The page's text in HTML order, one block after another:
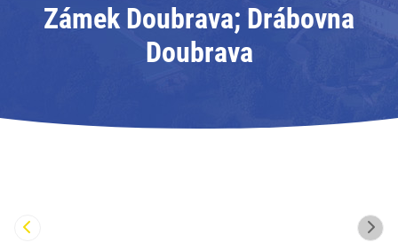
PRO OBČANY
Formuláře ke stažení
PRO TURISTY
Zámek Doubrava; Drábovna
Doubrava